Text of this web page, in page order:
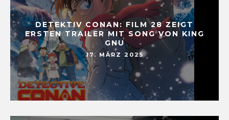
DETEKTIV CONAN: FILM 28 ZEIGT
ERSTEN TRAILER MIT SONG VON KING
GNU
17. MÄRZ 2025